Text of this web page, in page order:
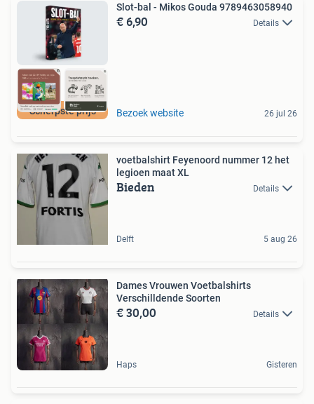
Scherpste prijs
Slot-bal - Mikos Gouda 9789463058940
€ 6,90 Details
Bezoek website 26 jul 26
voetbalshirt Feyenoord nummer 12 het
legioen maat XL
Bieden Details
Delft 5 aug 26
Dames Vrouwen Voetbalshirts
Verschilldende Soorten
€ 30,00 Details
Haps Gisteren